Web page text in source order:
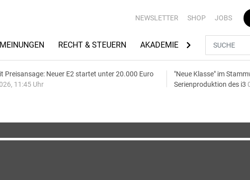
NEWSLETTER SHOP JOBS
MEINUNGEN RECHT & STEUERN AKADEMIE AUTOMARKEN
Preisansage: Neuer E2 startet unter 20.000 Euro
11:45 Uhr
"Neue Klasse" im
Serienproduktion des i3